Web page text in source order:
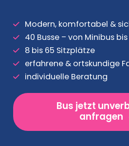
Modern, komfortabel &
40 Busse – von Minibus
8 bis 65 Sitzplätze
erfahrene & ortskundige
individuelle Beratung
Bus jetzt
anfragen